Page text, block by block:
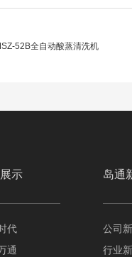
52B全自动酸蒸清洗机
示
代
通
岛通
公司
行业